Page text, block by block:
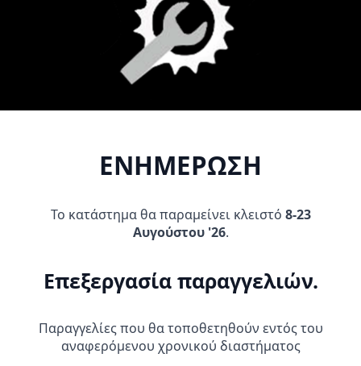
Προσθήκη Στο Προσθήκη Στο
Denali Προβολάκια D7
Cansmart Kit BMW R1200GS
1.199,95€
Καλάθι
Denali Προβολάκι Ομίχλης
D3 LED
Καλάθι
ΕΝΗΜΕΡΩΣΗ
Το κατάστημα θα παραμείνει κλειστό 8-23
Αυγούστου '26.
Επεξεργασία παραγγελιών.
Παραγγελίες που θα τοποθετηθούν εντός του
αναφερόμενου χρονικού διαστήματος